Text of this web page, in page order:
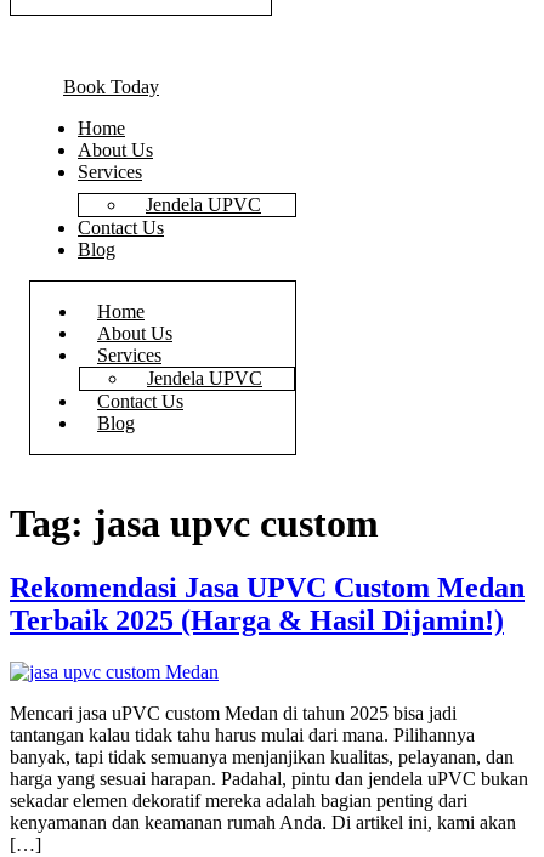
Book Today
Home
About Us
Services
Jendela UPVC
Contact Us
Blog
Home
About Us
Services
Jendela UPVC
Contact Us
Blog
Tag: jasa upvc custom
Rekomendasi Jasa UPVC Custom Medan
Terbaik 2025 (Harga & Hasil Dijamin!)
Mencari jasa uPVC custom Medan di tahun 2025 bisa jadi
tantangan kalau tidak tahu harus mulai dari mana. Pilihannya
banyak, tapi tidak semuanya menjanjikan kualitas, pelayanan, dan
harga yang sesuai harapan. Padahal, pintu dan jendela uPVC bukan
sekadar elemen dekoratif mereka adalah bagian penting dari
kenyamanan dan keamanan rumah Anda. Di artikel ini, kami akan
[…]